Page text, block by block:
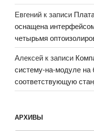
Евгений к записи
оснащена
четырьмя
Алексей к записи
систему-на-модуле на
соответствующую
АРХИВЫ